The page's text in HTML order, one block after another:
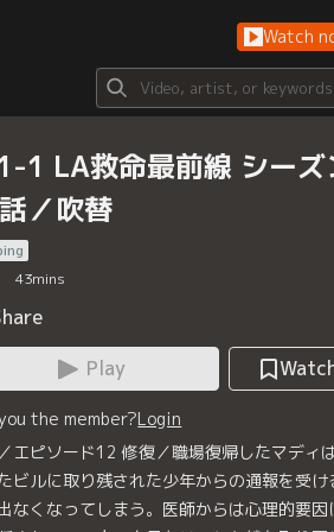
Watch
1 LA救命最前線 シーズ
／吹替
43mins
Play
the member?Login
エピソード12 修復／職場復帰したマディ
ビルに取り残された少年からの通報を受け
なくなってしまう。医師からは心理的要因